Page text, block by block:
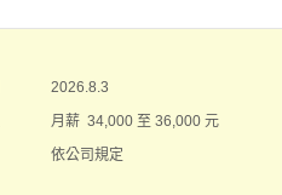
2026.8.3
月薪 34,000 至 36,000 元
依公司規定